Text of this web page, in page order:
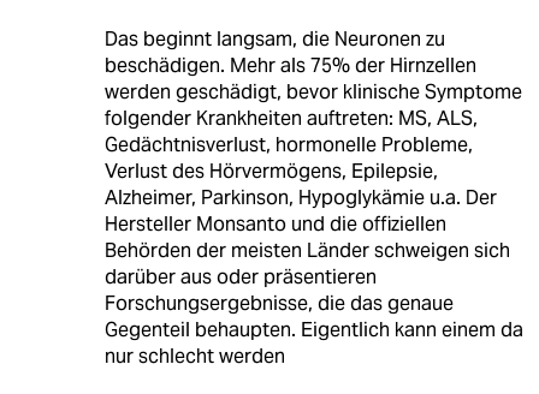
Das beginnt langsam, die Neuronen zu
beschädigen. Mehr als 75% der Hirnzellen
werden geschädigt, bevor klinische Symptome
folgender Krankheiten auftreten: MS, ALS,
Gedächtnisverlust, hormonelle Probleme,
Verlust des Hörvermögens, Epilepsie,
Alzheimer, Parkinson, Hypoglykämie u.a. Der
Hersteller Monsanto und die offiziellen
Behörden der meisten Länder schweigen sich
darüber aus oder präsentieren
Forschungsergebnisse, die das genaue
Gegenteil behaupten. Eigentlich kann einem da
nur schlecht werden